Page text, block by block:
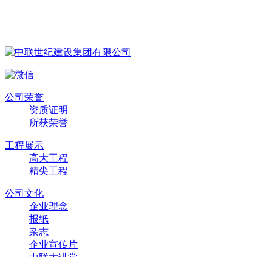
公司荣誉
资质证明
所获荣誉
工程展示
高大工程
精尖工程
公司文化
企业理念
报纸
杂志
企业宣传片